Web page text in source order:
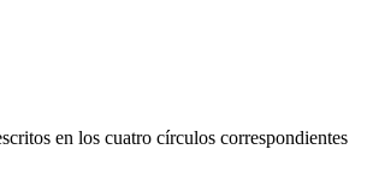
en los cuatro círculos correspondientes